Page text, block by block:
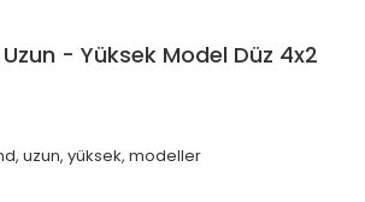
- Yüksek Model Düz 4x2
, uzun, yüksek, modeller